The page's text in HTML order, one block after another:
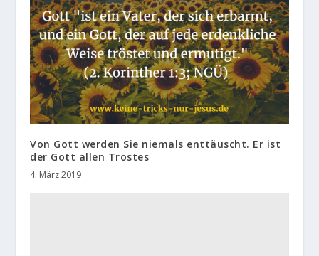
Von Gott werden Sie niemals enttäuscht. Er ist
der Gott allen Trostes
4. März 2019